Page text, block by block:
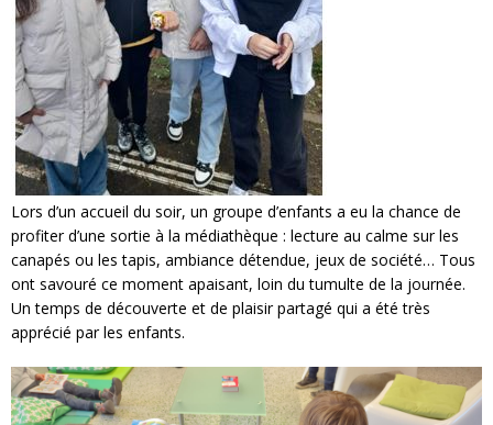
Lors d’un accueil du soir, un groupe d’enfants a eu la chance de
profiter d’une sortie à la médiathèque : lecture au calme sur les
canapés ou les tapis, ambiance détendue, jeux de société… Tous
ont savouré ce moment apaisant, loin du tumulte de la journée.
Un temps de découverte et de plaisir partagé qui a été très
apprécié par les enfants.